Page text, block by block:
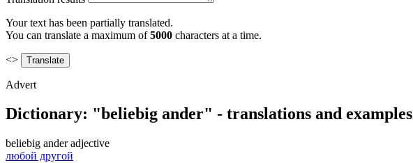
Your text has been partially translated.
You can translate a maximum of5000 characters at a time.
<>
Advert
Dictionary: "beliebig ander" - translations and examples
beliebig ander adjective
любой другой